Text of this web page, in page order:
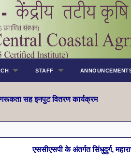
STAFF
सह इनपुट वितरण कार्यक्रम
एससीएसपी के अंतर्गत सिंधुदुर्ग,